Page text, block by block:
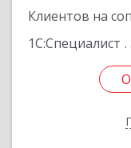
Клиентов на
1С:Специалист